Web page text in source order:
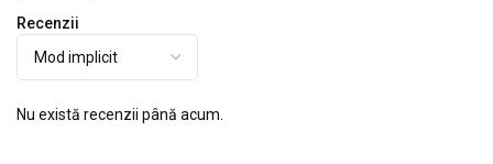
Recenzii
Nu există recenzii până acum.